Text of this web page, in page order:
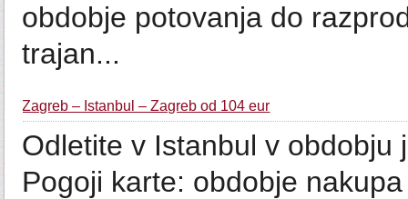
obdobje potovanja do
trajan...
Zagreb – Istanbul – Zagreb od 104 eur
Odletite v Istanbul v
Pogoji karte: obdobje